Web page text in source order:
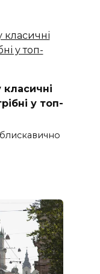
у топ-